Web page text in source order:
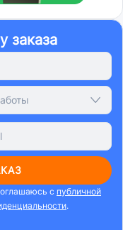
заказа
с публичной
.